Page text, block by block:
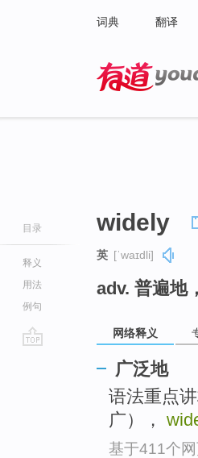
词典 翻译
目录
释义
用法
例句
widely
英 [ˈwaɪdli]
adv. 普遍地
网络释义
广泛地
语法重点
广），
基于411个